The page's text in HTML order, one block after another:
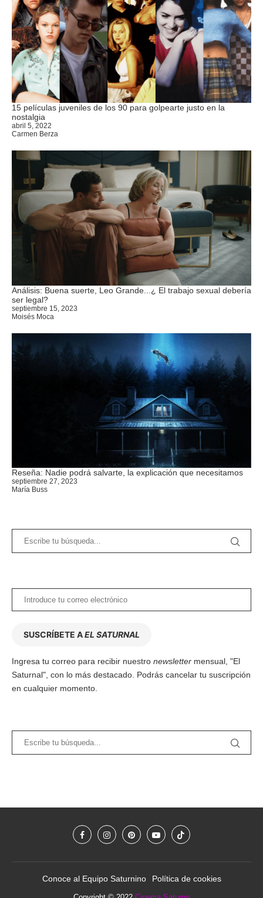
15 películas juveniles de los 90 para golpearte justo en la
nostalgia
abril 5, 2022
Carmen Berza
Análisis: Buena suerte, Leo Grande...¿ El trabajo sexual debería
ser legal?
septiembre 15, 2023
Moisés Moca
Reseña: Nadie podrá salvarte, la explicación que necesitamos
septiembre 27, 2023
María Buss
SUSCRÍBETE AEL SATURNAL
Ingresa tu correo para recibir nuestro newsletter mensual, "El
Saturnal", con lo más destacado. Podrás cancelar tu suscripción
en cualquier momento.
Conoce al Equipo Saturnino Política de cookies